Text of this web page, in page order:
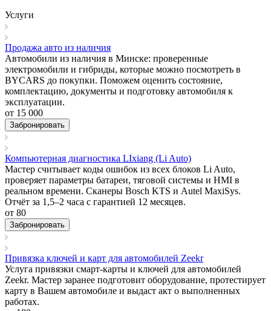
Услуги
Продажа авто из наличия
Автомобили из наличия в Минске: проверенные
электромобили и гибриды, которые можно посмотреть в
BYCARS до покупки. Поможем оценить состояние,
комплектацию, документы и подготовку автомобиля к
эксплуатации.
от 15 000
Забронировать
Компьютерная диагностика LIxiang (Li Auto)
Мастер считывает коды ошибок из всех блоков Li Auto,
проверяет параметры батареи, тяговой системы и HMI в
реальном времени. Сканеры Bosch KTS и Autel MaxiSys.
Отчёт за 1,5–2 часа с гарантией 12 месяцев.
от 80
Забронировать
Привязка ключей и карт для автомобилей Zeekr
Услуга привязки смарт-карты и ключей для автомобилей
Zeekr. Мастер заранее подготовит оборудование, протестирует
карту в Вашем автомобиле и выдаст акт о выполненных
работах.